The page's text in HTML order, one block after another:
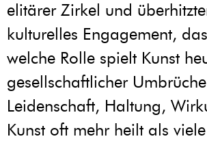
elitärer Zirkel und
kulturelles Engagement,
welche Rolle spielt Kunst
gesellschaftlicher
Leidenschaft, Haltung,
Kunst oft mehr heilt als